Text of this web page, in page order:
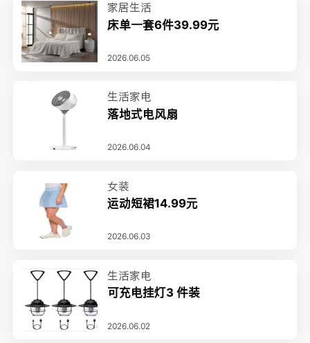
家居生活
床单一套6件39.99元
2026.06.05
生活家电
落地式电风扇
2026.06.04
女装
运动短裙14.99元
2026.06.03
生活家电
可充电挂灯3 件装
2026.06.02